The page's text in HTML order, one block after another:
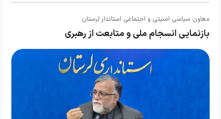
معاون سیاسی امنیتی و اجتماعی استاندار لرستان:
بازنمایی انسجام ملی و متابعت از رهبری